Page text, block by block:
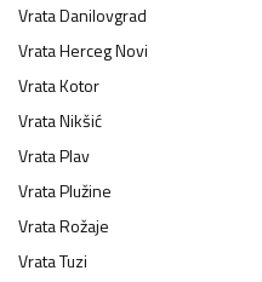
VrataDanilovgrad
VrataHerceg Novi
VrataKotor
VrataNikšić
VrataPlav
VrataPlužine
VrataRožaje
VrataTuzi